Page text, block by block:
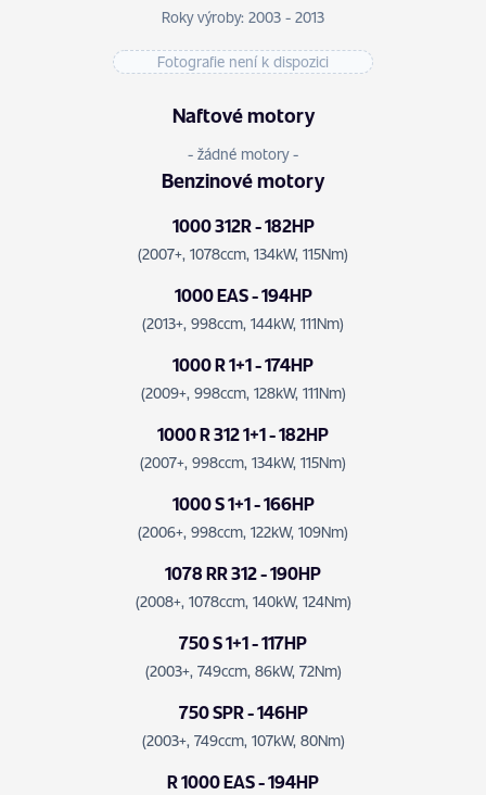
Roky výroby: 2003 - 2013
Fotografie není k dispozici
Naftové motory
- žádné motory -
Benzinové motory
1000 312R - 182HP
(2007+, 1078ccm, 134kW, 115Nm)
1000 EAS - 194HP
(2013+, 998ccm, 144kW, 111Nm)
1000 R 1+1 - 174HP
(2009+, 998ccm, 128kW, 111Nm)
1000 R 312 1+1 - 182HP
(2007+, 998ccm, 134kW, 115Nm)
1000 S 1+1 - 166HP
(2006+, 998ccm, 122kW, 109Nm)
1078 RR 312 - 190HP
(2008+, 1078ccm, 140kW, 124Nm)
750 S 1+1 - 117HP
(2003+, 749ccm, 86kW, 72Nm)
750 SPR - 146HP
(2003+, 749ccm, 107kW, 80Nm)
R 1000 EAS - 194HP